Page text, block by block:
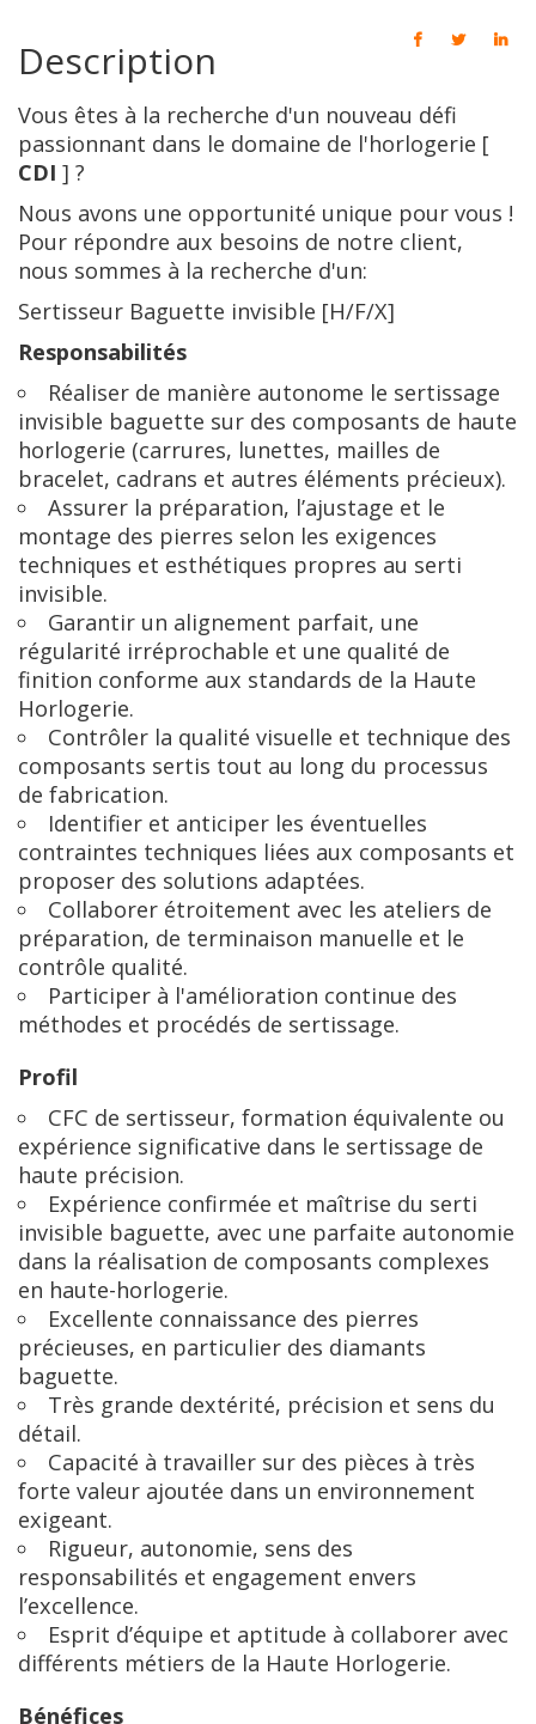
Description
Vous êtes à la recherche d'un nouveau défi
passionnant dans le domaine de l'horlogerie [
CDI ] ?
Nous avons une opportunité unique pour vous !
Pour répondre aux besoins de notre client,
nous sommes à la recherche d'un:
Sertisseur Baguette invisible [H/F/X]
Responsabilités
Réaliser de manière autonome le sertissage
invisible baguette sur des composants de haute
horlogerie (carrures, lunettes, mailles de
bracelet, cadrans et autres éléments précieux).
Assurer la préparation, l’ajustage et le
montage des pierres selon les exigences
techniques et esthétiques propres au serti
invisible.
Garantir un alignement parfait, une
régularité irréprochable et une qualité de
finition conforme aux standards de la Haute
Horlogerie.
Contrôler la qualité visuelle et technique des
composants sertis tout au long du processus
de fabrication.
Identifier et anticiper les éventuelles
contraintes techniques liées aux composants et
proposer des solutions adaptées.
Collaborer étroitement avec les ateliers de
préparation, de terminaison manuelle et le
contrôle qualité.
Participer à l'amélioration continue des
méthodes et procédés de sertissage.
Profil
CFC de sertisseur, formation équivalente ou
expérience significative dans le sertissage de
haute précision.
Expérience confirmée et maîtrise du serti
invisible baguette, avec une parfaite autonomie
dans la réalisation de composants complexes
en haute-horlogerie.
Excellente connaissance des pierres
précieuses, en particulier des diamants
baguette.
Très grande dextérité, précision et sens du
détail.
Capacité à travailler sur des pièces à très
forte valeur ajoutée dans un environnement
exigeant.
Rigueur, autonomie, sens des
responsabilités et engagement envers
l’excellence.
Esprit d’équipe et aptitude à collaborer avec
différents métiers de la Haute Horlogerie.
Bénéfices